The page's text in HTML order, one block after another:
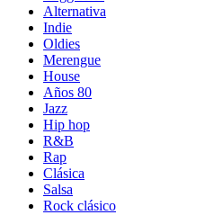
Alternativa
Indie
Oldies
Merengue
House
Años 80
Jazz
Hip hop
R&B
Rap
Clásica
Salsa
Rock clásico